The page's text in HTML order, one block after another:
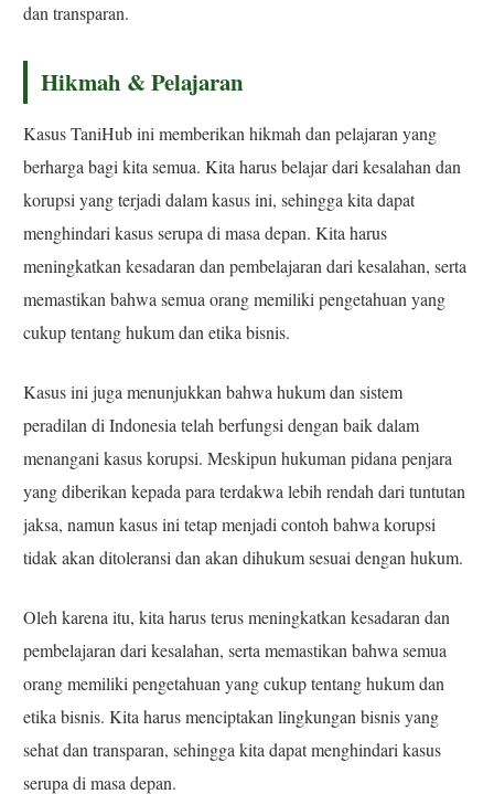
dan transparan.
Hikmah & Pelajaran
Kasus TaniHub ini memberikan hikmah dan pelajaran yang
berharga bagi kita semua. Kita harus belajar dari kesalahan dan
korupsi yang terjadi dalam kasus ini, sehingga kita dapat
menghindari kasus serupa di masa depan. Kita harus
meningkatkan kesadaran dan pembelajaran dari kesalahan, serta
memastikan bahwa semua orang memiliki pengetahuan yang
cukup tentang hukum dan etika bisnis.
Kasus ini juga menunjukkan bahwa hukum dan sistem
peradilan di Indonesia telah berfungsi dengan baik dalam
menangani kasus korupsi. Meskipun hukuman pidana penjara
yang diberikan kepada para terdakwa lebih rendah dari tuntutan
jaksa, namun kasus ini tetap menjadi contoh bahwa korupsi
tidak akan ditoleransi dan akan dihukum sesuai dengan hukum.
Oleh karena itu, kita harus terus meningkatkan kesadaran dan
pembelajaran dari kesalahan, serta memastikan bahwa semua
orang memiliki pengetahuan yang cukup tentang hukum dan
etika bisnis. Kita harus menciptakan lingkungan bisnis yang
sehat dan transparan, sehingga kita dapat menghindari kasus
serupa di masa depan.